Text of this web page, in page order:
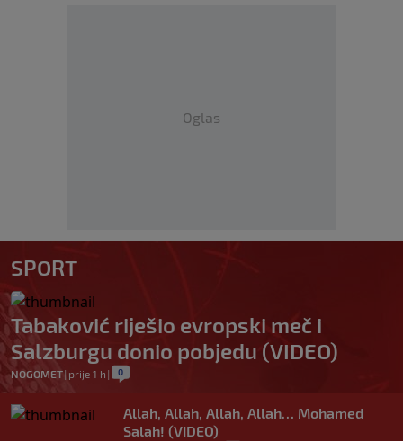
Oglas
SPORT
Tabaković riješio evropski meč i
Salzburgu donio pobjedu (VIDEO)
NOGOMET| prije 1 h | 0
Allah, Allah, Allah, Allah… Mohamed
Salah! (VIDEO)